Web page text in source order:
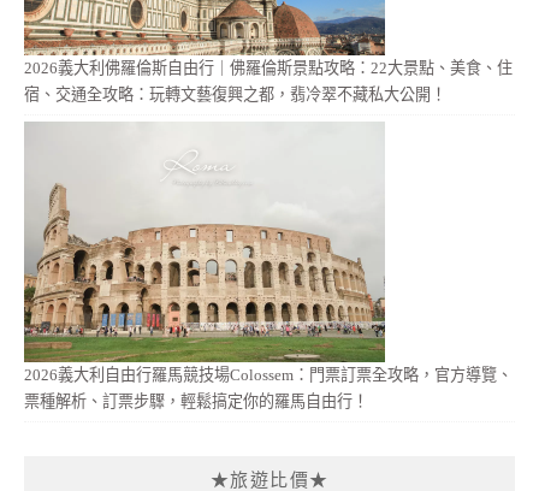
2026義大利佛羅倫斯自由行｜佛羅倫斯景點攻略：22大景點、美食、住
宿、交通全攻略：玩轉文藝復興之都，翡冷翠不藏私大公開！
2026義大利自由行羅馬競技場Colossem：門票訂票全攻略，官方導覽、
票種解析、訂票步驟，輕鬆搞定你的羅馬自由行！
★旅遊比價★